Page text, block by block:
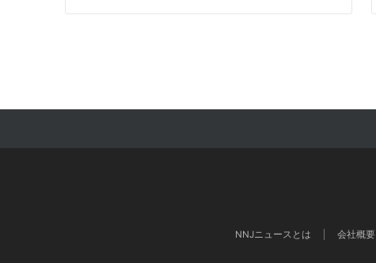
NNJニュースとは 会社概要